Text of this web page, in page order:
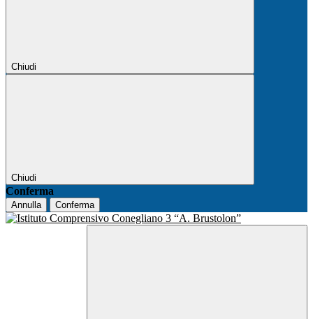
Chiudi
Chiudi
Conferma
Annulla Conferma